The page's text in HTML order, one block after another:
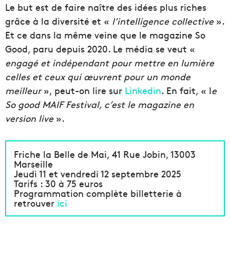
Le but est de faire naître des idées plus riches
grâce à la diversité et « l’intelligence collective».
Et ce dans la même veine que le magazine So
Good, paru depuis 2020. Le média se veut «
engagé et indépendant pour mettre en lumière
celles et ceux qui œuvrent pour un monde
meilleur», peut-on lire sur Linkedin. En fait, « le
So good MAIF Festival, c’est le magazine en
version live».
Friche la Belle de Mai, 41 Rue Jobin, 13003
Marseille
Jeudi 11 et vendredi 12 septembre 2025
Tarifs : 30 à 75 euros
Programmation complète billetterie à
retrouver ici